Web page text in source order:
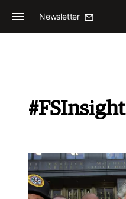
Newsletter
#FSInsight